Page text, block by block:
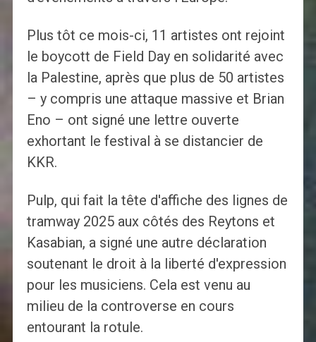
Plus tôt ce mois-ci, 11 artistes ont rejoint
le boycott de Field Day en solidarité avec
la Palestine, après que plus de 50 artistes
– y compris une attaque massive et Brian
Eno – ont signé une lettre ouverte
exhortant le festival à se distancier de
KKR.
Pulp, qui fait la tête d'affiche des lignes de
tramway 2025 aux côtés des Reytons et
Kasabian, a signé une autre déclaration
soutenant le droit à la liberté d'expression
pour les musiciens. Cela est venu au
milieu de la controverse en cours
entourant la rotule.